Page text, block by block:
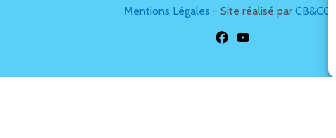
Mentions Légales - Site réalisé par CB&COM